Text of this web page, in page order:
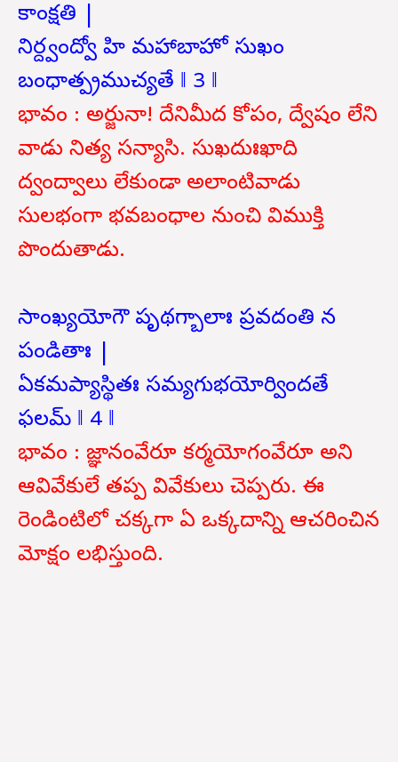
కాంక్షతి |
నిర్ద్వంద్వో హి మహాబాహో సుఖం
బంధాత్ప్రముచ్యతే ‖ 3 ‖
భావం : అర్జునా! దేనిమీద కోపం, ద్వేషం లేని
వాడు నిత్య సన్యాసి. సుఖదుఃఖాది
ద్వంద్వాలు లేకుండా అలాంటివాడు
సులభంగా భవబంధాల నుంచి విముక్తి
పొందుతాడు.
సాంఖ్యయోగౌ పృథగ్బాలాః ప్రవదంతి న
పండితాః |
ఏకమప్యాస్థితః సమ్యగుభయోర్విందతే
ఫలమ్ ‖ 4 ‖
భావం : జ్ఞానంవేరూ కర్మయోగంవేరూ అని
ఆవివేకులే తప్ప వివేకులు చెప్పరు. ఈ
రెండింటిలో చక్కగా ఏ ఒక్కదాన్ని ఆచరించిన
మోక్షం లభిస్తుంది.